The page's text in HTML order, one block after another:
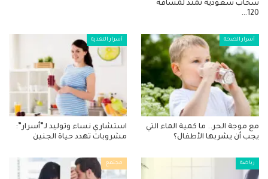
سحاب سعودية تمتد لمسافة
120…
أسرار الصحة
مع موجة الحر.. ما كمية الماء التي
يجب أن يشربها الأطفال؟
أسرار التغذية
استشاري نساء وتوليد لـ”أسرار”:
مشروبات تهدد حياة الجنين
رياضة مجتمع